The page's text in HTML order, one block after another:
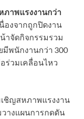
ภาพแรงงานกว่า
องจากถูกปิดงาน
าจัดกิจกรรมรวม
มีพนักงานกว่า 300
ร่วมเคลื่อนไหว
ชิญสหภาพแรงงาน
วางแผนการกดดัน